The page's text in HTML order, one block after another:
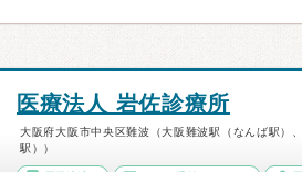
医療法人 岩佐診療所
大阪府大阪市中央区難波（大阪難波駅（なんば駅）
駅））